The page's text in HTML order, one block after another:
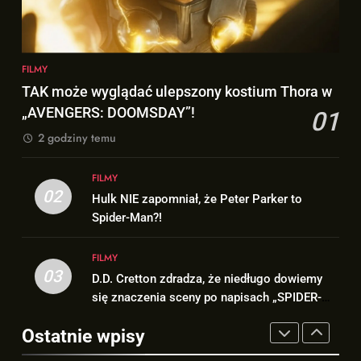
DOOMSDAY”!
FILMY
1
kostium Thora w „AVENGERS:
DOOMSDAY”!
FILMY
Parker to Spider-Man?!
3
D.D. Cretton zdradza, że
sceny po napisach „SPIDER-
MAN: BRAND NEW DAY”!
FILMY
FILMY
TAK może wyglądać ulepszony kostium Thora w
„AVENGERS: DOOMSDAY”!
01
2 godziny temu
02
FILMY
Hulk NIE zapomniał, że Peter Parker to
Spider-Man?!
03
FILMY
D.D. Cretton zdradza, że niedługo dowiemy
się znaczenia sceny po napisach „SPIDER-
Ostatnie wpisy
ogromnego sukcesu filmu
„SPIDER-MAN: BRAND NEW
DAY”!
FILMY
8
Wiemy, kiedy pojawi się DRUGI
TRAILER „AVENGERS:
1
TAK może wyglądać ulepszony
kostium Thora w „AVENGERS:
2
Hulk NIE zapomniał, że Peter
Parker to Spider-Man?!
FILMY